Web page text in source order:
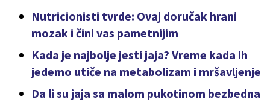
Nutricionisti tvrde: Ovaj doručak hrani
mozak i čini vas pametnijim
Kada je najbolje jesti jaja? Vreme kada ih
jedemo utiče na metabolizam i mršavljenje
Da li su jaja sa malom pukotinom bezbedna